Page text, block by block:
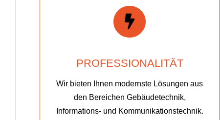
PROFESSIONALITÄT
Wir bieten Ihnen modernste Lösungen aus
den Bereichen Gebäudetechnik,
Informations- und Kommunikationstechnik.